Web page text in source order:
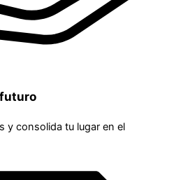
y consolida tu lugar en el